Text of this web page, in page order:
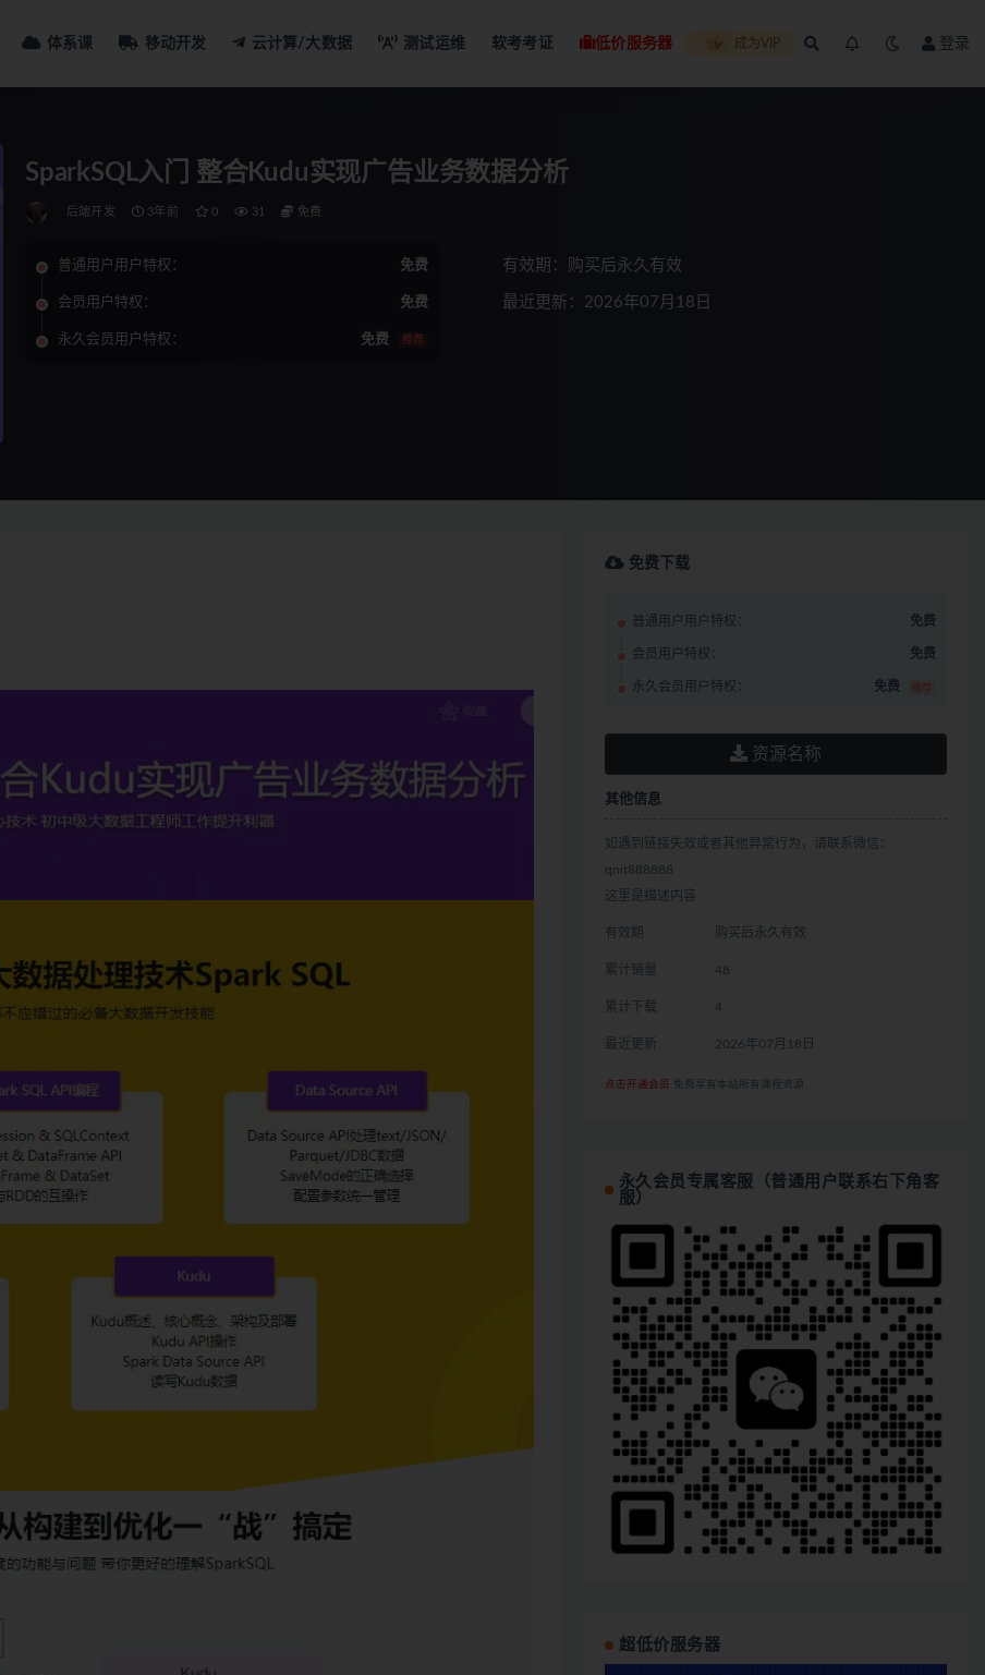
体系课 移动开发 云计算/大数据 测试运维 软考考证 低价服务器 成为VIP 登录
SparkSQL入门 整合Kudu实现广告业务数据分析
后端开发 3年前 0 31 免费
普通用户用户特权： 免费
会员用户特权： 免费
永久会员用户特权： 免费 推荐
有效期：购买后永久有效
最近更新：2026年07月18日
免费下载
普通用户用户特权： 免费
会员用户特权： 免费
永久会员用户特权： 免费 推荐
资源名称
其他信息
如遇到链接失效或者其他异常行为，请联系微信：
qnit888888
这里是描述内容
有效期 购买后永久有效
累计销量 48
累计下载 4
最近更新 2026年07月18日
点击开通会员 免费享有本站所有课程资源
永久会员专属客服（普通用户联系右下角客
服）
超低价服务器